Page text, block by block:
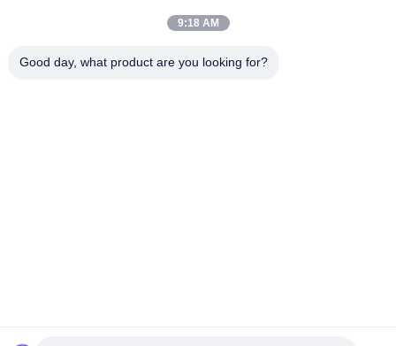
DSLA150P1438 Common Rail Nozzle 0433175425 অটো ডিজেল
9:18 AM
Good day, what product are you looking for?